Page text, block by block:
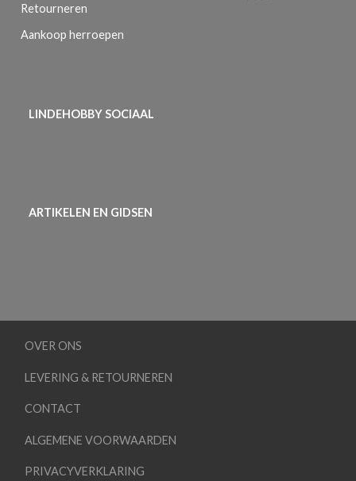
Retourneren
Aankoop herroepen
LINDEHOBBY SOCIAAL
ARTIKELEN EN GIDSEN
OVER ONS
LEVERING & RETOURNEREN
CONTACT
ALGEMENE VOORWAARDEN
PRIVACYVERKLARING